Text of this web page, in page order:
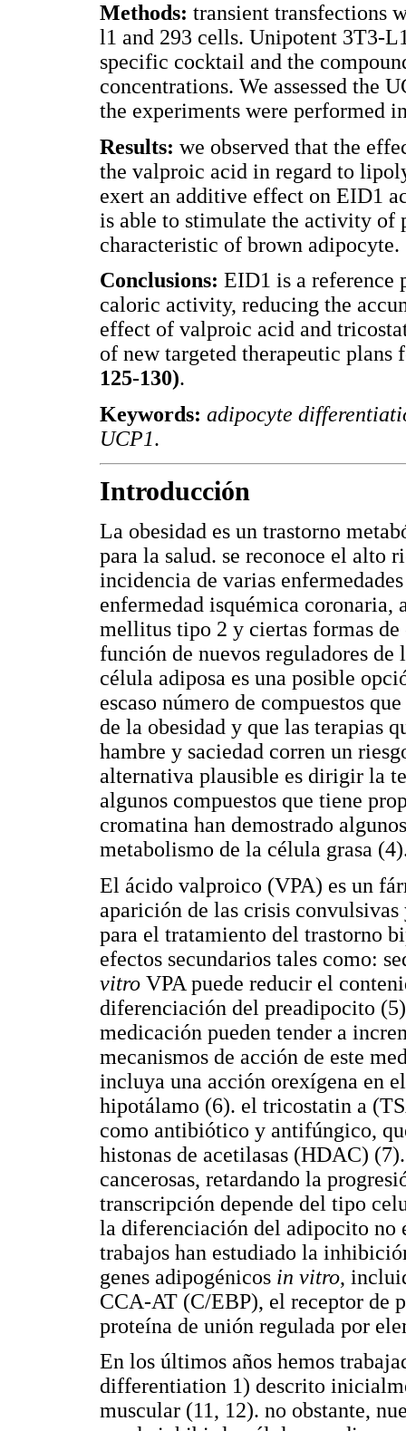
Methods: transient transfections
l1 and 293 cells. Unipotent 3T3-
specific cocktail and the
concentrations. We assessed the
the experiments were performed
Results: we observed that the
the valproic acid in regard to
exert an additive effect on EID1
is able to stimulate the activity of
characteristic of brown adipocyte.
Conclusions: EID1 is a reference
caloric activity, reducing the
effect of valproic acid and
of new targeted therapeutic plans
125-130).
Keywords: adipocyte
UCP1.
Introducción
La obesidad es un trastorno
para la salud. se reconoce el alto
incidencia de varias
enfermedad isquémica coronaria,
mellitus tipo 2 y ciertas formas
función de nuevos reguladores
célula adiposa es una posible
escaso número de compuestos
de la obesidad y que las terapias
hambre y saciedad corren un
alternativa plausible es dirigir la
algunos compuestos que tiene
cromatina han demostrado
metabolismo de la célula grasa
El ácido valproico (VPA) es un
aparición de las crisis
para el tratamiento del trastorno
efectos secundarios tales como:
vitro VPA puede reducir el
diferenciación del preadipocito
medicación pueden tender a
mecanismos de acción de este
incluya una acción orexígena en
hipotálamo (6). el tricostatin a
como antibiótico y antifúngico,
histonas de acetilasas (HDAC)
cancerosas, retardando la
transcripción depende del tipo
la diferenciación del adipocito no
trabajos han estudiado la
genes adipogénicos in vitro,
CCA-AT (C/EBP), el receptor de
proteína de unión regulada por
En los últimos años hemos
differentiation 1) descrito
muscular (11, 12). no obstante,